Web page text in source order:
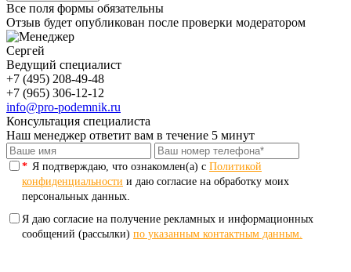
Все поля формы обязательны
Отзыв будет опубликован после проверки модератором
Сергей
Ведущий специалист
+7 (495) 208-49-48
+7 (965) 306-12-12
info@pro-podemnik.ru
Консультация специалиста
Наш менеджер ответит вам в течение 5 минут
* Я подтверждаю, что ознакомлен(а) с Политикой
конфиденциальности и даю согласие на обработку моих
персональных данных.
Я даю согласие на получение рекламных и информационных
сообщений (рассылки) по указанным контактным данным.